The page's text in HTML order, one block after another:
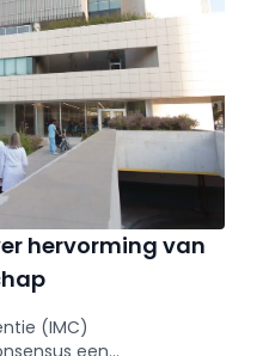
hervorming van
(IMC)
een